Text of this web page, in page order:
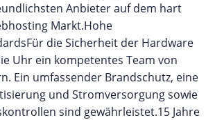
Anbieter auf dem hart
Markt.Hohe
die Sicherheit der Hardware
Uhr ein kompetentes Team von
Ein umfassender Brandschutz, eine
und Stromversorgung sowie
sind gewährleistet.15 Jahre